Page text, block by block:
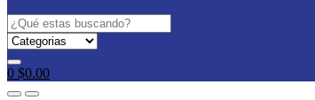
Search
for:
0 $0.00